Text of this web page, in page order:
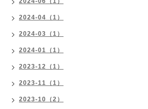
2024-04（1）
2024-03（1）
2024-01（1）
2023-12（1）
2023-11（1）
2023-10（2）